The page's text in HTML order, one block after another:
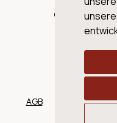
© 2026 WINE
AGB